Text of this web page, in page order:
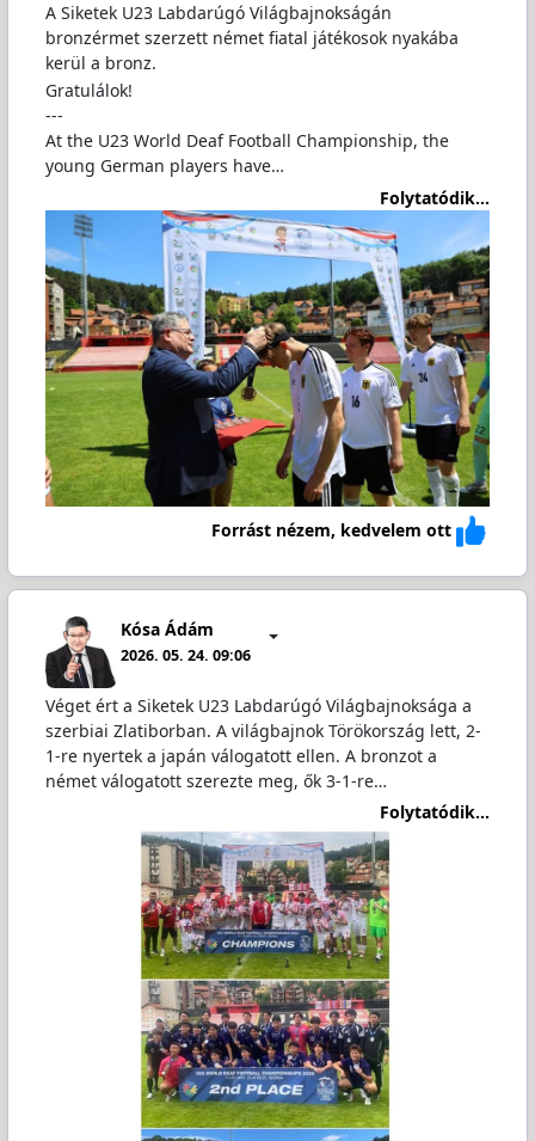
A Siketek U23 Labdarúgó Világbajnokságán
bronzérmet szerzett német fiatal játékosok nyakába
kerül a bronz.
Gratulálok!
---
At the U23 World Deaf Football Championship, the
young German players have…
Folytatódik...
Forrást nézem, kedvelem ott
Kósa Ádám
2026. 05. 24. 09:06
Véget ért a Siketek U23 Labdarúgó Világbajnoksága a
szerbiai Zlatiborban. A világbajnok Törökország lett, 2-
1-re nyertek a japán válogatott ellen. A bronzot a
német válogatott szerezte meg, ők 3-1-re…
Folytatódik...